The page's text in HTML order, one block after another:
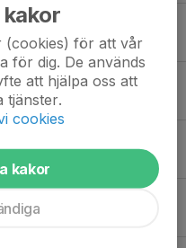
kakor
(cookies) för att vår
för dig. De används
att hjälpa oss att
tjänster.
cookies
kakor